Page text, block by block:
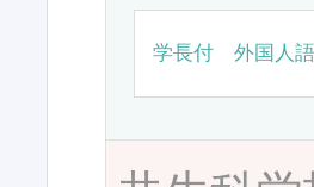
学長付 外国人